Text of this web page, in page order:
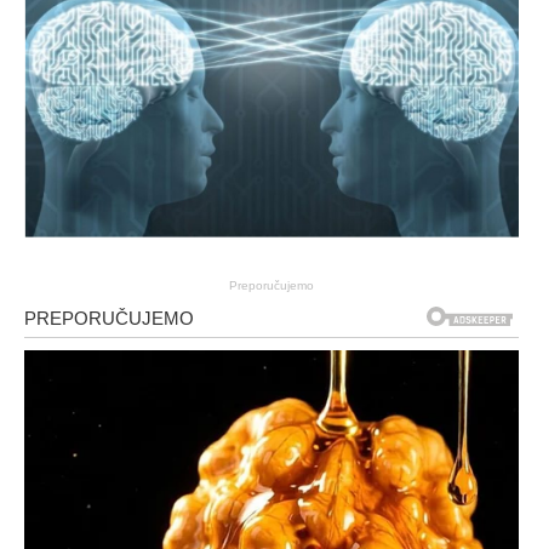
Preporučujemo